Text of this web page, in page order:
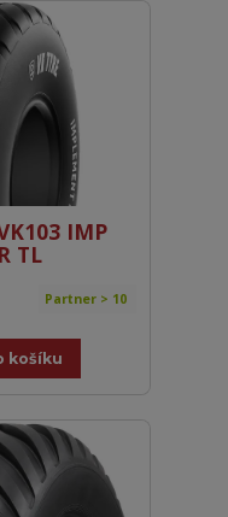
IMP
TL
Partner > 10
košíku